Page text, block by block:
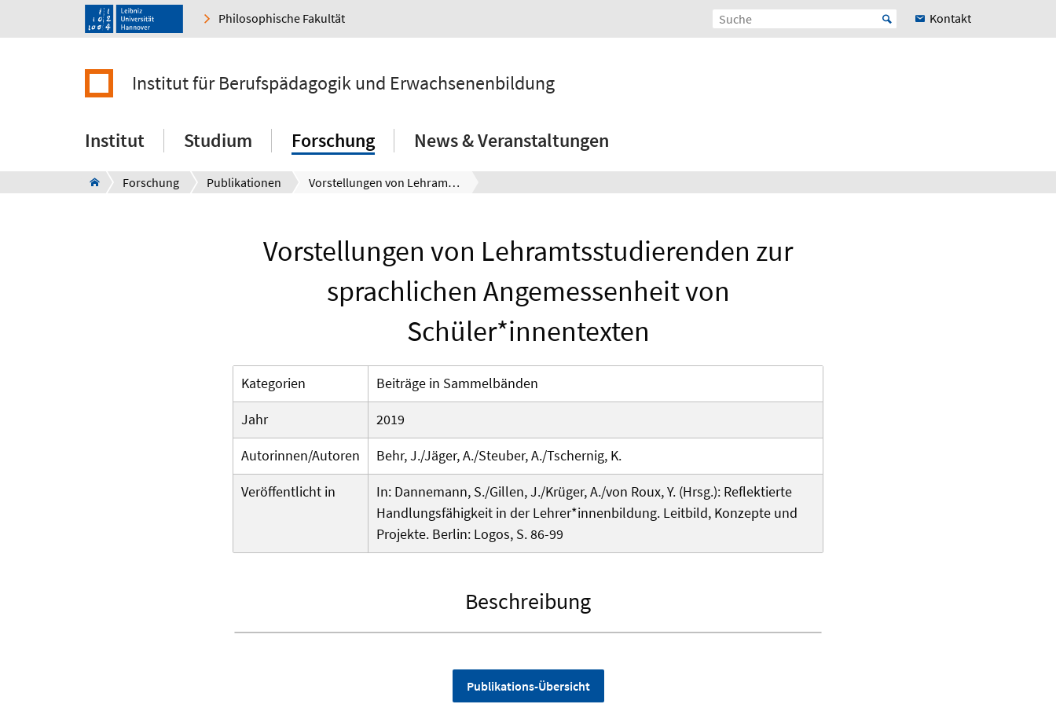
Philosophische Fakultät Kontakt
Institut für Berufspädagogik und Erwachsenenbildung
Institut Studium Forschung News & Veranstaltungen
Forschung Publikationen Vorstellungen von Lehramtsstudierenden zur sprachlichen Angemessenheit von Schüler*innentexten
Vorstellungen von Lehramtsstudierenden zur
sprachlichen Angemessenheit von
Schüler*innentexten
Kategorien
Beiträge in Sammelbänden
Jahr
2019
Autorinnen/Autoren
Behr, J./Jäger, A./Steuber, A./Tschernig, K.
Veröffentlicht in
In: Dannemann, S./Gillen, J./Krüger, A./von Roux, Y. (Hrsg.): Reflektierte
Handlungsfähigkeit in der Lehrer*innenbildung. Leitbild, Konzepte und
Projekte. Berlin: Logos, S. 86-99
Beschreibung
Publikations-Übersicht